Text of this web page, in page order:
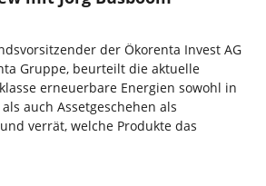
der Ökorenta Invest AG
Gruppe, beurteilt die aktuelle
erneuerbare Energien sowohl in
auch Assetgeschehen als
verrät, welche Produkte das